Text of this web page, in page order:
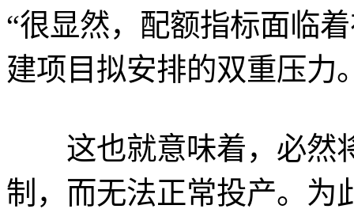
“很显然，配额指标面临
建项目拟安排的双重压力
这也就意味着，必然
制，而无法正常投产。为